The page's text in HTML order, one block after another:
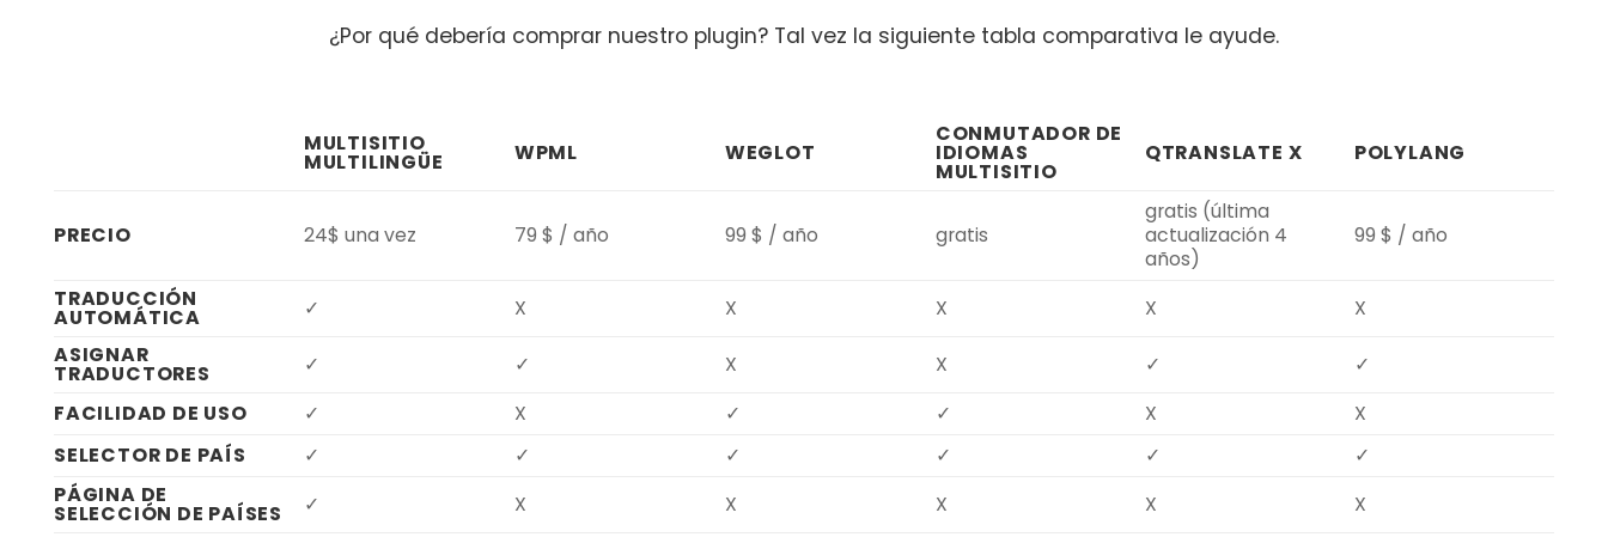
¿Por qué debería comprar nuestro plugin? Tal vez la siguiente tabla comparativa le ayude.
MULTISITIO
MULTILINGÜE WPML WEGLOT
CONMUTADOR DE
IDIOMAS
MULTISITIO
QTRANSLATE X POLYLANG
PRECIO 24$ una vez 79 $ / año 99 $ / año gratis
gratis (última
actualización 4
años)
99 $ / año
TRADUCCIÓN
AUTOMÁTICA ✓ X X X X
X
ASIGNAR
TRADUCTORES ✓ ✓ X X ✓
✓
FACILIDAD DE USO
✓ X ✓ ✓ X
X
SELECTOR DE PAÍS
✓ ✓ ✓ ✓ ✓
✓
PÁGINA DE
SELECCIÓN DE PAÍSES ✓ X X X X X